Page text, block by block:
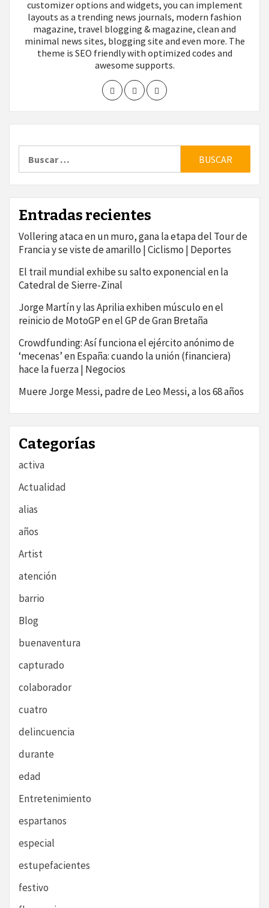
customizer options and widgets, you can implement
layouts as a trending news journals, modern fashion
magazine, travel blogging & magazine, clean and
minimal news sites, blogging site and even more. The
theme is SEO friendly with optimized codes and
awesome supports.
Entradas recientes
Vollering ataca en un muro, gana la etapa del Tour de
Francia y se viste de amarillo | Ciclismo | Deportes
El trail mundial exhibe su salto exponencial en la
Catedral de Sierre-Zinal
Jorge Martín y las Aprilia exhiben músculo en el
reinicio de MotoGP en el GP de Gran Bretaña
Crowdfunding: Así funciona el ejército anónimo de
‘mecenas’ en España: cuando la unión (financiera)
hace la fuerza | Negocios
Muere Jorge Messi, padre de Leo Messi, a los 68 años
Categorías
activa
Actualidad
alias
años
Artist
atención
barrio
Blog
buenaventura
capturado
colaborador
cuatro
delincuencia
durante
edad
Entretenimiento
espartanos
especial
estupefacientes
festivo